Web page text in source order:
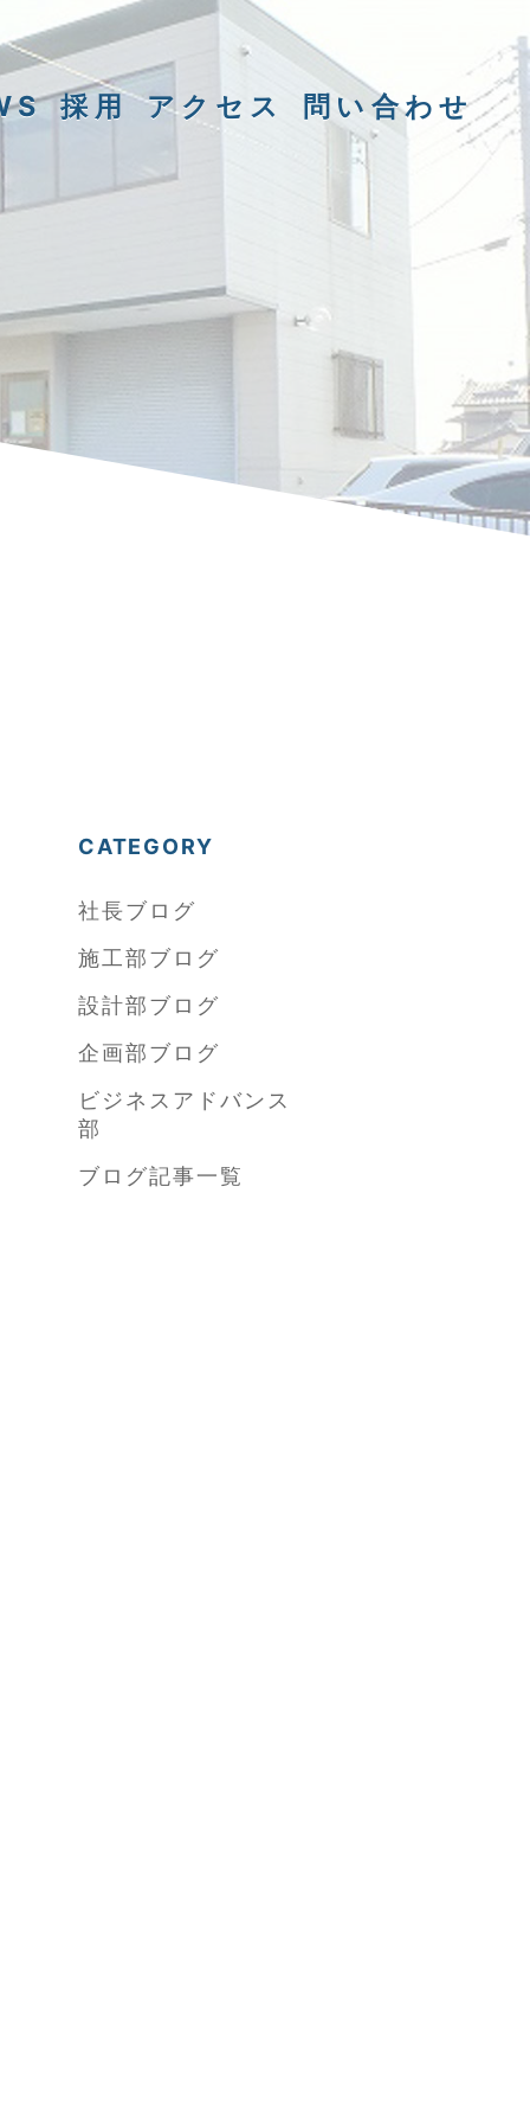
採用 アクセス 問い合わせ
CATEGORY
社長ブログ
施工部ブログ
設計部ブログ
企画部ブログ
ビジネスアドバンス
部
ブログ記事一覧